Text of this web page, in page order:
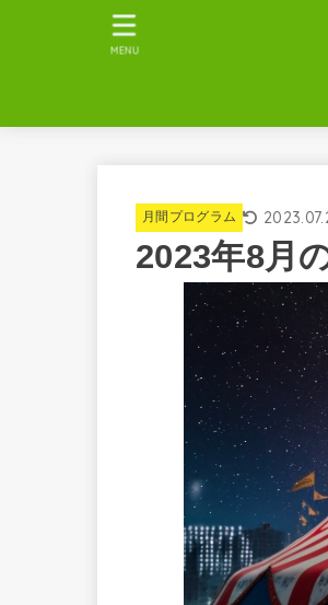
MENU
月間プログラム
2023年8月